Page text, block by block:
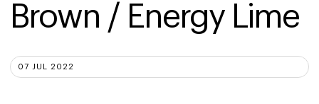
Brown / Energy Lime
07 JUL 2022